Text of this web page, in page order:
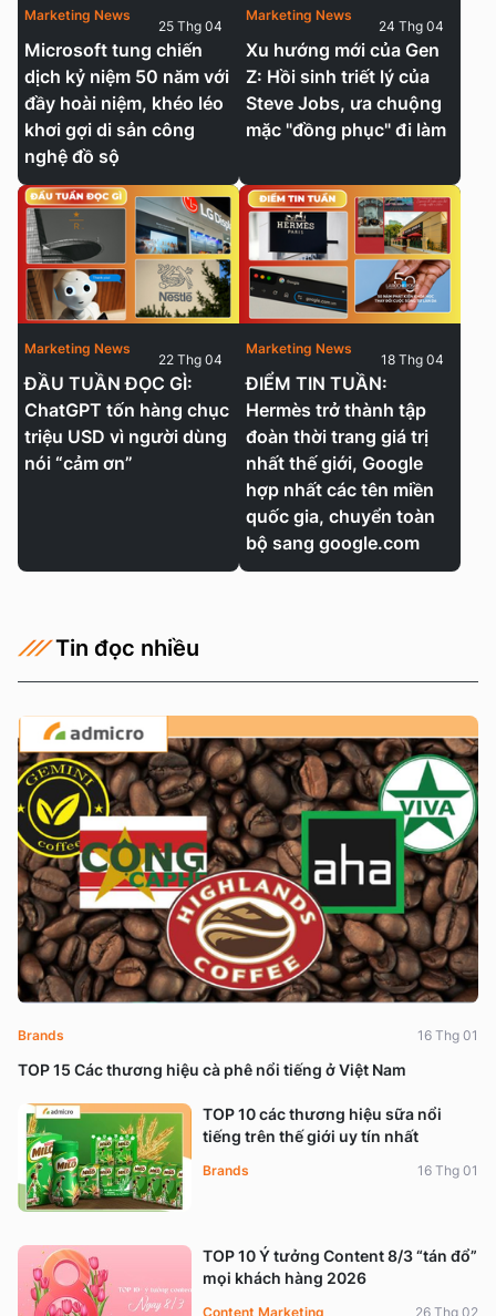
Microsoft tung chiến
dịch kỷ niệm 50 năm với
đầy hoài niệm, khéo léo
khơi gợi di sản công
nghệ đồ sộ
Marketing News
25 Thg 04
Xu hướng mới của Gen
Z: Hồi sinh triết lý của
Steve Jobs, ưa chuộng
mặc "đồng phục" đi làm
Marketing News
24 Thg 04
ĐẦU TUẦN ĐỌC GÌ:
ChatGPT tốn hàng chục
triệu USD vì người dùng
nói “cảm ơn”
Marketing News
22 Thg 04
ĐIỂM TIN TUẦN:
Hermès trở thành tập
đoàn thời trang giá trị
nhất thế giới, Google
hợp nhất các tên miền
quốc gia, chuyển toàn
bộ sang google.com
Marketing News
18 Thg 04
Tin đọc nhiều
TOP 15 Các thương hiệu cà phê nổi tiếng ở Việt Nam
Brands 16 Thg 01
TOP 10 các thương hiệu sữa nổi
tiếng trên thế giới uy tín nhất
Brands 16 Thg 01
TOP 10 Ý tưởng Content 8/3 “tán đổ”
mọi khách hàng 2026
Content Marketing 26 Thg 02